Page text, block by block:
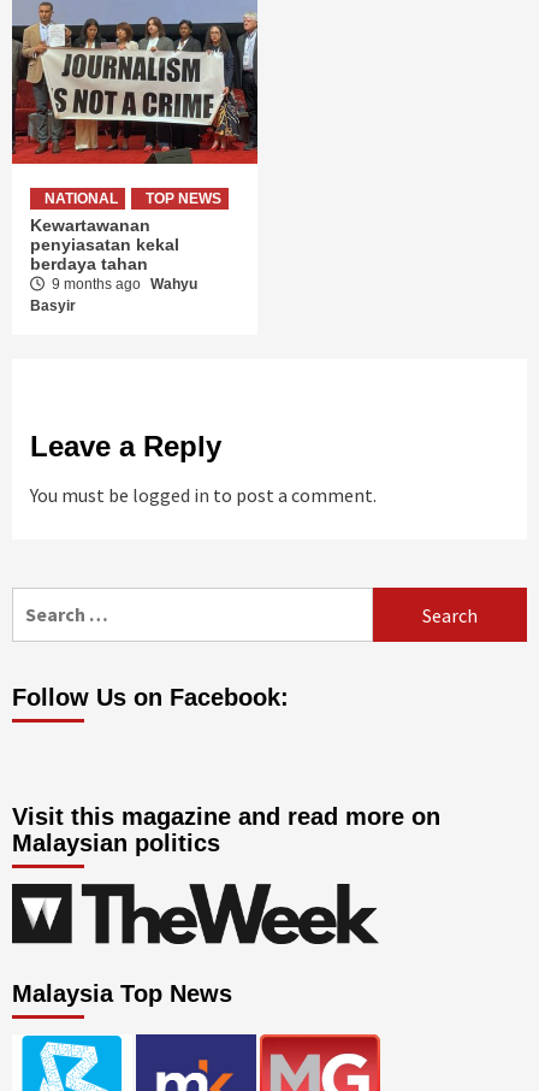
NATIONAL TOP NEWS
Kewartawanan
penyiasatan kekal
berdaya tahan
9 months ago Wahyu
Basyir
Leave a Reply
You must be logged in to post a comment.
Follow Us on Facebook:
Visit this magazine and read more on
Malaysian politics
Malaysia Top News